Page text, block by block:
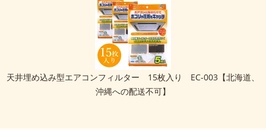
天井埋め込み型エアコンフィルター 15枚入り EC-003【北海道、
沖縄への配送不可】